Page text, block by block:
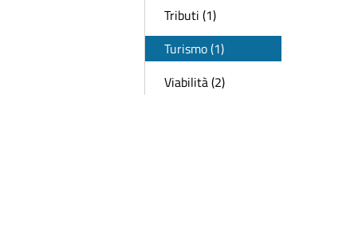
Tributi (1)
Turismo (1)
Viabilità (2)